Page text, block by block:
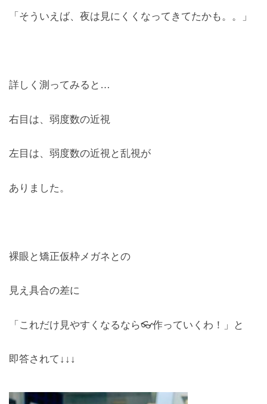
「そういえば、夜は見にくくなってきてたかも。。」
詳しく測ってみると…
右目は、弱度数の近視
左目は、弱度数の近視と乱視が
ありました。
裸眼と矯正仮枠メガネとの
見え具合の差に
「これだけ見やすくなるなら👓作っていくわ！」と
即答されて↓↓↓